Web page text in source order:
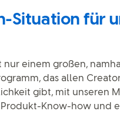
Situation für
einem großen,
das allen
gibt, mit unseren
Know-how und